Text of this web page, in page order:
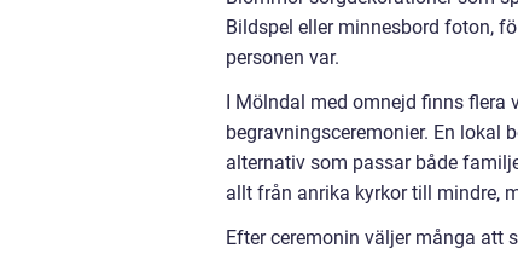
Bildspel eller minnesbord foton,
personen var.
I Mölndal med omnejd finns flera
begravningsceremonier. En lokal
alternativ som passar både
allt från anrika kyrkor till mindre,
Efter ceremonin väljer många att